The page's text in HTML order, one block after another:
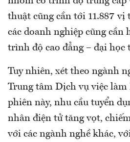
thuật cũng cần tới 11.887
các doanh nghiệp cũng cần
trình độ cao đẳng – đại học
Tuy nhiên, xét theo ngành
Trung tâm Dịch vụ việc làm
phiên này, nhu cầu tuyển
nhân điện tử tăng vọt,
với các ngành nghề khác,